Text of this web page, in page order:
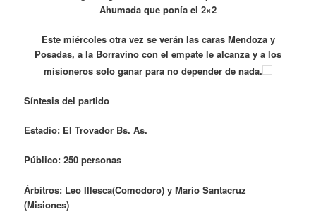
Ahumada que ponía el 2×2
Este miércoles otra vez se verán las caras Mendoza y
Posadas, a la Borravino con el empate le alcanza y a los
misioneros solo ganar para no depender de nada.
Síntesis del partido
Estadio: El Trovador Bs. As.
Público: 250 personas
Árbitros: Leo Illesca(Comodoro) y Mario Santacruz
(Misiones)